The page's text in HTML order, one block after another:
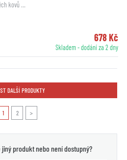
kovů …
678 Kč
Skladem - dodání za 2 dny
DALŠÍ PRODUKTY
1 2 >
produkt nebo není dostupný?